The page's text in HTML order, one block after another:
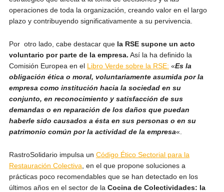
operaciones de toda la organización, creando valor en el largo
plazo y contribuyendo significativamente a su pervivencia.
Por otro lado, cabe destacar quela RSE supone un acto
voluntario por parte de la empresa. Así la ha definido la
Comisión Europea en el Libro Verde sobre la RSE: «Es la
obligación ética o moral, voluntariamente asumida por la
empresa como institución hacia la sociedad en su
conjunto, en reconocimiento y satisfacción de sus
demandas o en reparación de los daños que puedan
haberle sido causados a ésta en sus personas o en su
patrimonio común por la actividad de la empresa«.
RastroSolidario impulsa un Código Ético Sectorial para la
Restauración Colectiva , en el que propone soluciones a
prácticas poco recomendables que se han detectado en los
últimos años en el sector de la Cocina de Colectividades: la